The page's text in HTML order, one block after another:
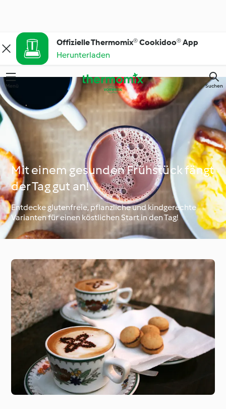
Offizielle Thermomix® Cookidoo® App
Herunterladen
Menü Suchen
Mit einem gesunden Frühstück fängt
der Tag gut an!
Entdecke glutenfreie, pflanzliche und kindgerechte
Varianten für einen köstlichen Start in den Tag!